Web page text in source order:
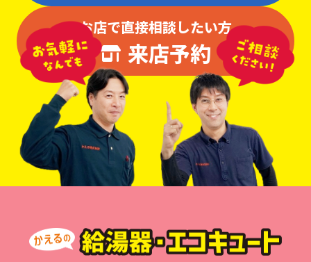
お店で直接相談したい方
来店予約